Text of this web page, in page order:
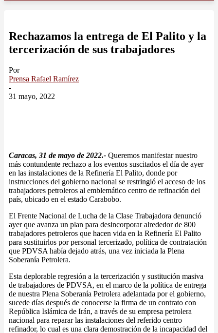
Rechazamos la entrega de El Palito y la
tercerización de sus trabajadores
Por
Prensa Rafael Ramírez
-
31 mayo, 2022
Caracas, 31 de mayo de 2022.- Queremos manifestar nuestro
más contundente rechazo a los eventos suscitados el día de ayer
en las instalaciones de la Refinería El Palito, donde por
instrucciones del gobierno nacional se restringió el acceso de los
trabajadores petroleros al emblemático centro de refinación del
país, ubicado en el estado Carabobo.
El Frente Nacional de Lucha de la Clase Trabajadora denunció
ayer que avanza un plan para desincorporar alrededor de 800
trabajadores petroleros que hacen vida en la Refinería El Palito
para sustituirlos por personal tercerizado, política de contratación
que PDVSA había dejado atrás, una vez iniciada la Plena
Soberanía Petrolera.
Esta deplorable regresión a la tercerización y sustitución masiva
de trabajadores de PDVSA, en el marco de la política de entrega
de nuestra Plena Soberanía Petrolera adelantada por el gobierno,
sucede días después de conocerse la firma de un contrato con
República Islámica de Irán, a través de su empresa petrolera
nacional para reparar las instalaciones del referido centro
refinador, lo cual es una clara demostración de la incapacidad del